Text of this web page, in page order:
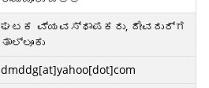
ಘಟಕ ವ್ಯವಸ್ಥಾಪಕರು, ದೇವದುರ್ಗ
ತಾಲ್ಲೂಕು
dmddg[at]yahoo[dot]com